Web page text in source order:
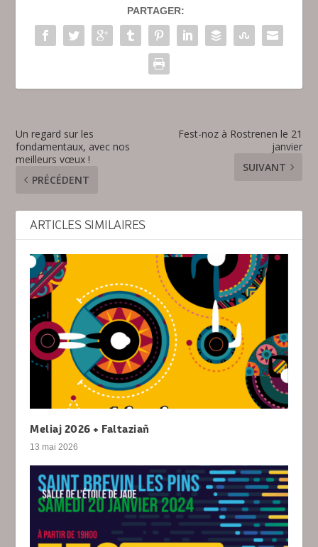
PARTAGER:
Un regard sur les
fondamentaux, avec nos
meilleurs vœux !
PRÉCÉDENT
Fest-noz à Rostrenen le 21
janvier
SUIVANT
ARTICLES SIMILAIRES
Meliaj 2026 + Faltaziañ
13 mai 2026